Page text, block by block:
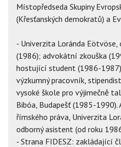
Místopředseda Skupiny
(Křesťanských demokratů) a
- Univerzita Loránda
(1986); advokátní zkouška
hostující student (1986-
výzkumný pracovník,
vysoké škole pro výjimečně
Bibóa, Budapešť (1985-
římského práva, Univerzita
odborný asistent (od roku
- Strana FIDESZ: zakládající